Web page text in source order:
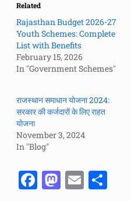
Related
Rajasthan Budget 2026-27
Youth Schemes: Complete
List with Benefits
February 15, 2026
In "Government Schemes"
राजस्थान समाधान योजना 2024:
सरकार की कर्जदारों के लिए राहत
योजना
November 3, 2024
In "Blog"
F M E